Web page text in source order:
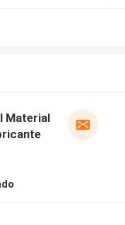
Material